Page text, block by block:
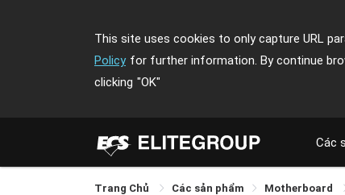
This site uses cookies to only capture URL
Policy for further information. By continue
clicking "OK"
Các
Trang Chủ Các sản phẩm Motherboard